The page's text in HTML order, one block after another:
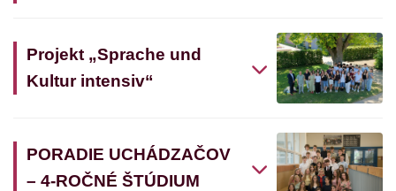
Projekt „Sprache und
Kultur intensiv“
PORADIE UCHÁDZAČOV
– 4-ROČNÉ ŠTÚDIUM